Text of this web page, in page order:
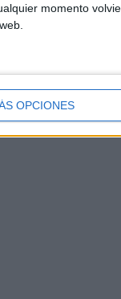
momento
OPCIONES